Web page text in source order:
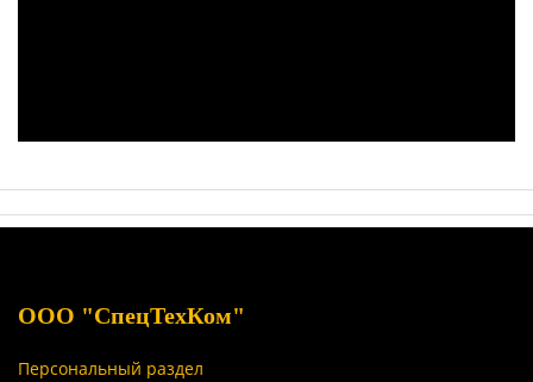
ООО "СпецТехКом"
Персональный раздел